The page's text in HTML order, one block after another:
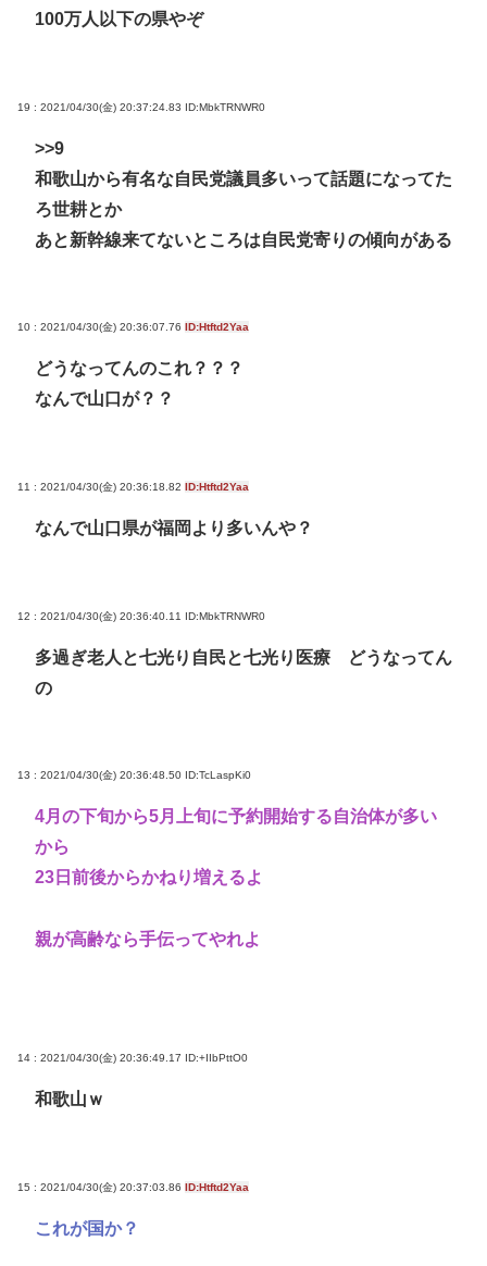
100万人以下の県やぞ
19 : 2021/04/30(金) 20:37:24.83 ID:MbkTRNWR0
>>9
和歌山から有名な自民党議員多いって話題になってた
ろ世耕とか
あと新幹線来てないところは自民党寄りの傾向がある
10 : 2021/04/30(金) 20:36:07.76 ID:Htftd2Yaa
どうなってんのこれ？？？
なんで山口が？？
11 : 2021/04/30(金) 20:36:18.82 ID:Htftd2Yaa
なんで山口県が福岡より多いんや？
12 : 2021/04/30(金) 20:36:40.11 ID:MbkTRNWR0
多過ぎ老人と七光り自民と七光り医療 どうなってん
の
13 : 2021/04/30(金) 20:36:48.50 ID:TcLaspKi0
4月の下旬から5月上旬に予約開始する自治体が多い
から
23日前後からかねり増えるよ
親が高齢なら手伝ってやれよ
14 : 2021/04/30(金) 20:36:49.17 ID:+IIbPttO0
和歌山ｗ
15 : 2021/04/30(金) 20:37:03.86 ID:Htftd2Yaa
これが国か？